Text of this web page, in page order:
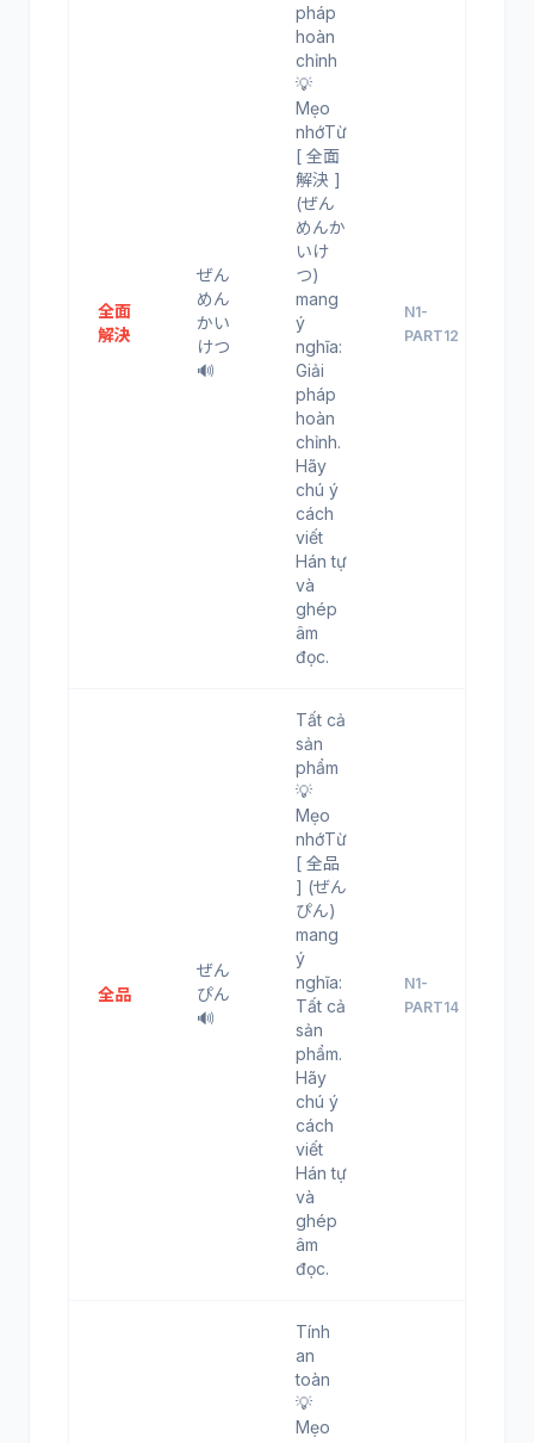
全面
解決
ぜん
めん
かい
けつ
🔊
pháp
hoàn
chỉnh
💡
Mẹo
nhớTừ
[ 全面
解決 ]
(ぜん
めんか
いけ
つ)
mang
ý
nghĩa:
Giải
pháp
hoàn
chỉnh.
Hãy
chú ý
cách
viết
Hán tự
và
ghép
âm
đọc.
N1-
PART12
全品
ぜん
ぴん
🔊
Tất cả
sản
phẩm
💡
Mẹo
nhớTừ
[ 全品
] (ぜん
ぴん)
mang
ý
nghĩa:
Tất cả
sản
phẩm.
Hãy
chú ý
cách
viết
Hán tự
và
ghép
âm
đọc.
N1-
PART14
Tính
an
toàn
💡
Mẹo